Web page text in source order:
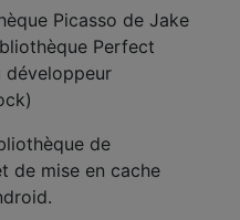
Picasso de Jake
Perfect
développeur
de
de mise en cache